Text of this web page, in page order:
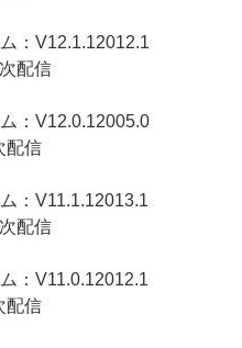
：V12.1.12012.1
配信
：V12.0.12005.0
配信
：V11.1.12013.1
配信
：V11.0.12012.1
配信